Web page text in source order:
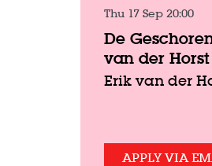
De
van der Horst
Erik van der
Thu 17 Sep 20:00
APPLY VIA